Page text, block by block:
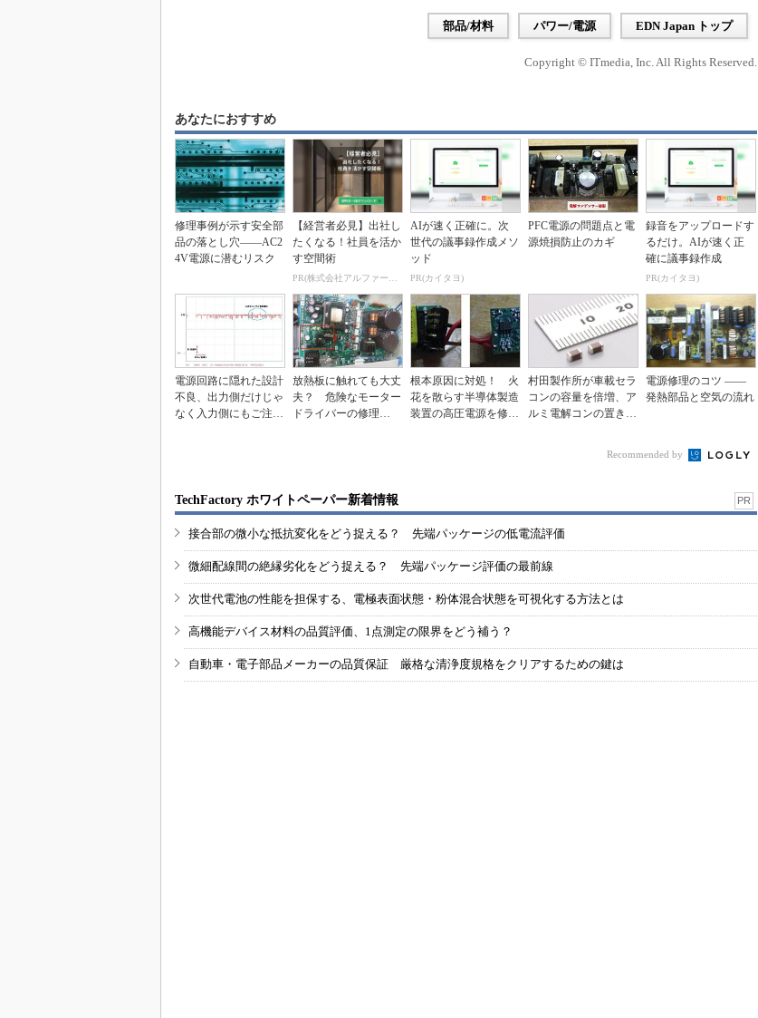
部品/材料 パワー/電源 EDN Japan トップ
Copyright © ITmedia, Inc. All Rights Reserved.
あなたにおすすめ
修理事例が示す安全部
品の落とし穴――AC2
4V電源に潜むリスク
【経営者必見】出社し
たくなる！社員を活か
す空間術
PR(株式会社アルファーテクノ)
AIが速く正確に。次
世代の議事録作成メソ
ッド
PR(カイタヨ)
PFC電源の問題点と電
源焼損防止のカギ
録音をアップロードす
るだけ。AIが速く正
確に議事録作成
PR(カイタヨ)
電源回路に隠れた設計
不良、出力側だけじゃ
なく入力側にもご注
放熱板に触れても大丈
夫？ 危険なモーター
ドライバーの修理
根本原因に対処！ 火
花を散らす半導体製造
装置の高圧電源を修理
村田製作所が車載セラ
コンの容量を倍増、ア
ルミ電解コンの置き換
電源修理のコツ ――
発熱部品と空気の流れ
Recommended by
TechFactory ホワイトペーパー新着情報 PR
接合部の微小な抵抗変化をどう捉える？ 先端パッケージの低電流評価
微細配線間の絶縁劣化をどう捉える？ 先端パッケージ評価の最前線
次世代電池の性能を担保する、電極表面状態・粉体混合状態を可視化する方法とは
高機能デバイス材料の品質評価、1点測定の限界をどう補う？
自動車・電子部品メーカーの品質保証 厳格な清浄度規格をクリアするための鍵は